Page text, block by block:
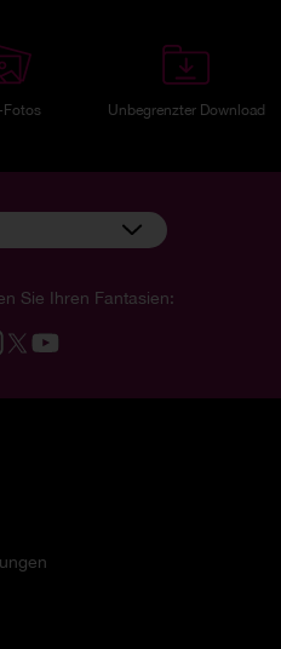
Fotos Unbegrenzter Download
Sie Ihren Fantasien: